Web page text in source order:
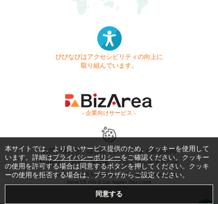
びびなびはアクセシビリティの向上に
取り組んでいます。
- 企業向けサービス -
お問い合わせ はじめてガイド
よくある質問
利用規約
商標・著作権 プライバシーポリシー
Copyright © 1999-2026 Vivid Navigation, Inc. All Rights Reserved.
Server US (43) @ Los Angeles Data Center
本サイトでは、より良いサービス提供のため、クッキーを使用して
います。詳細はプライバシーポリシーをご確認ください。クッキー
の使用を許可する場合は同意するボタンを押してください。クッキ
ーの使用を拒否する場合は、ブラウザからご設定ください。